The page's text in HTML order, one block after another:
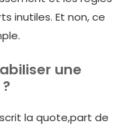
inutiles. Et non, ce
une
la quote,part de